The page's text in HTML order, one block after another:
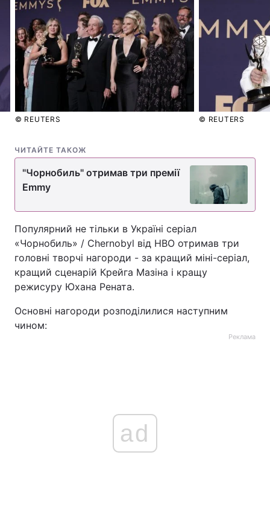
Здоров'я Туризм
Цікавинки Погода
Екологія Регіони
Лонгріди
Відео з Youtube
Інтерв'ю
Архів Вакансії
Послуги
© REUTERS © REUTERS
ЧИТАЙТЕ ТАКОЖ
"Чорнобиль" отримав три премії
Emmy
Популярний не тільки в Україні серіал
«Чорнобиль» / Chernobyl від HBO отримав три
головні творчі нагороди - за кращий міні-серіал,
кращий сценарій Крейга Мазіна і кращу
режисуру Юхана Рената.
Основні нагороди розподілилися наступним
чином:
Реклама
ad